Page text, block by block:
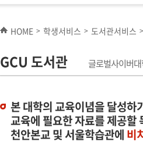
HOME > 학생서비스 > 도서관서비스 >
GCU 도서관 글로벌사이버
본 대학의 교육이념을 달성하
교육에 필요한 자료를 제공할
천안본교 및 서울학습관에 비